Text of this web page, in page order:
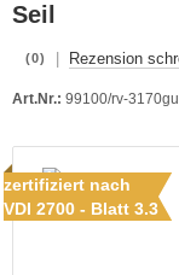
Seil
(0) Rezension
Art.Nr.: 99100/rv-
zertifiziert nach
VDI 2700 - Blatt 3.3